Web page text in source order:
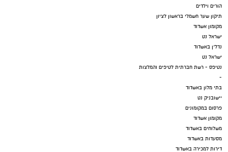
הורים וילדים
תיקון שער חשמלי בראשון לציון
מקומון אשדוד
ישראל נט
נדל"ן באשדוד
ישראל נט
נטיפס - רשת חברתית לטיפים והמלצות
-
בתי מלון באשדוד
יישובניק נט
פרסום במקומונים
מקומון אשדוד
משלוחים באשדוד
מסעדות באשדוד
דירות למכירה באשדוד